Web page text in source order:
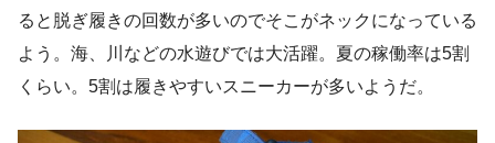
ると脱ぎ履きの回数が多いのでそこがネックになっている
よう。海、川などの水遊びでは大活躍。夏の稼働率は5割
くらい。5割は履きやすいスニーカーが多いようだ。